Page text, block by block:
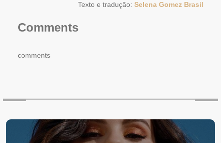
Texto e tradução: Selena Gomez Brasil
Comments
comments